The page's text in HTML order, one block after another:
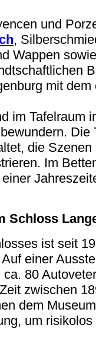
und
,
Wappen
mit dem
im Tafelraum
Die
die Szenen
Im
Schloss
ist seit
einer
80
zwischen
dem
um